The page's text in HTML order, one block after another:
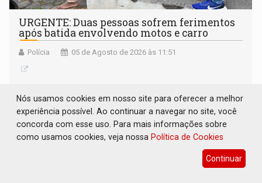
URGENTE: Duas pessoas sofrem ferimentos
após batida envolvendo motos e carro
Polícia 05 de Agosto de 2026 às 11:51
Nós usamos cookies em nosso site para oferecer a melhor
experiência possível. Ao continuar a navegar no site, você
concorda com esse uso. Para mais informações sobre
como usamos cookies, veja nossa Política de Cookies
Continuar